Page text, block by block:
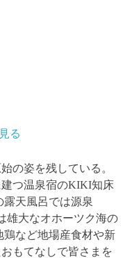
る
の姿を残している。
つ温泉宿のKIKI知床
天風呂では源泉
雄大なオホーツク海の
など地場産食材や新
もてなしで皆さまを